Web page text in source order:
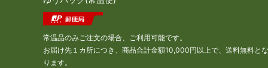
常温品のみご注文の場合、ご利用可能です。
お届け先１カ所につき、商品合計金額10,000円以上で、送料無料とな
ります。